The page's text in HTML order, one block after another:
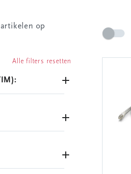
Alle filters resetten